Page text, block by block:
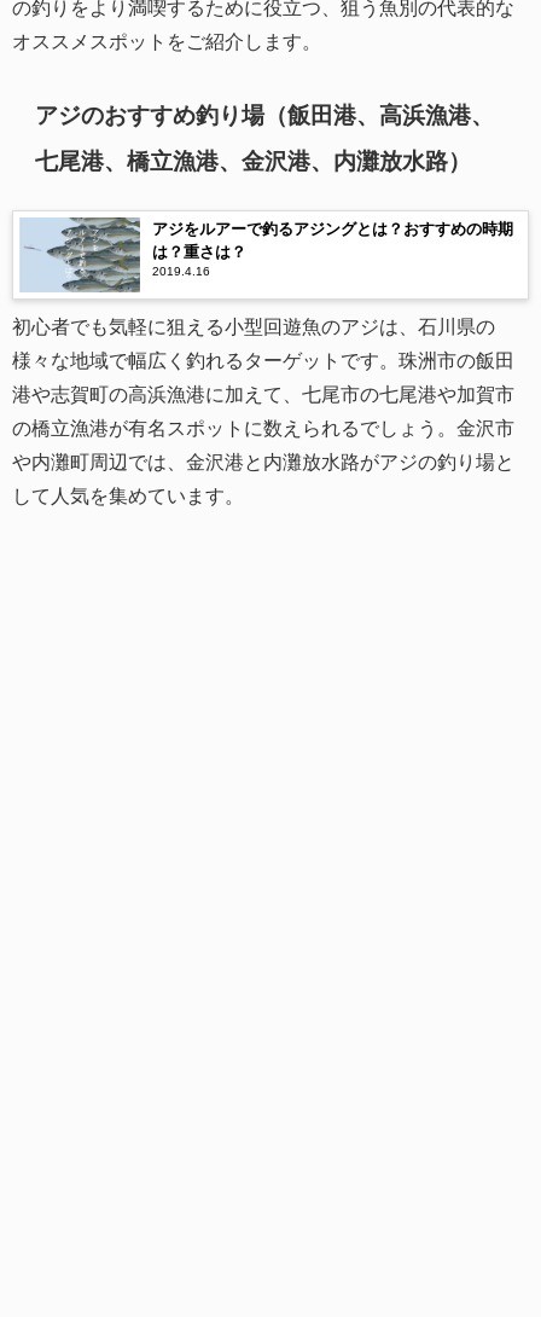
の釣りをより満喫するために役立つ、狙う魚別の代表的な
オススメスポットをご紹介します。
アジのおすすめ釣り場（飯田港、高浜漁港、
七尾港、橋立漁港、金沢港、内灘放水路）
アジをルアーで釣るアジングとは？おすすめの時期
は？重さは？
2019.4.16
初心者でも気軽に狙える小型回遊魚のアジは、石川県の
様々な地域で幅広く釣れるターゲットです。珠洲市の飯田
港や志賀町の高浜漁港に加えて、七尾市の七尾港や加賀市
の橋立漁港が有名スポットに数えられるでしょう。金沢市
や内灘町周辺では、金沢港と内灘放水路がアジの釣り場と
して人気を集めています。